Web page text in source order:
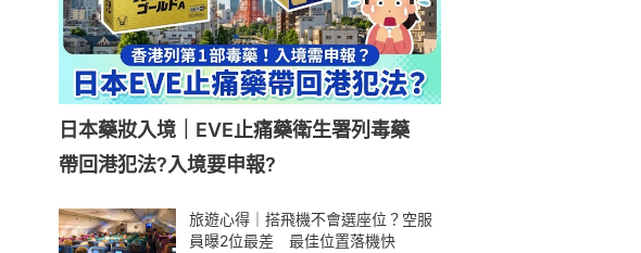
日本藥妝入境｜EVE止痛藥衛生署列毒藥
帶回港犯法?入境要申報?
旅遊心得｜搭飛機不會選座位？空服
員曝2位最差 最佳位置落機快